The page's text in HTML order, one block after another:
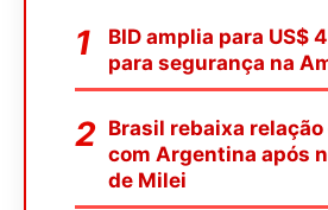
BID amplia para US$
para segurança na
Brasil rebaixa
com Argentina após
de Milei